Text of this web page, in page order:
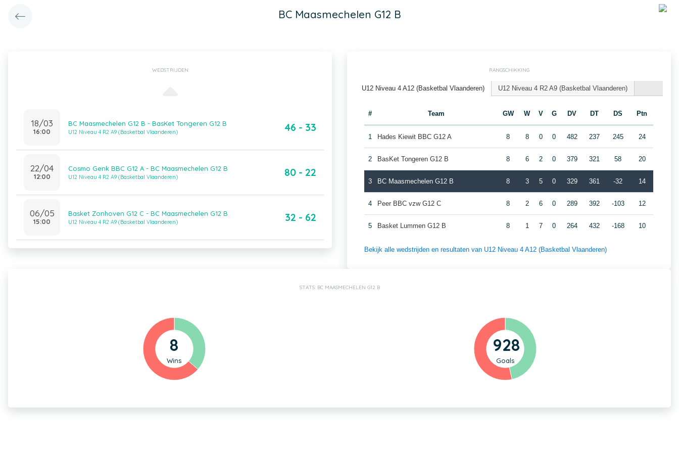
BC Maasmechelen G12 B
WEDSTRIJDEN
18/03
16:00
BC Maasmechelen G12 B - BasKet Tongeren G12 B
U12 Niveau 4 R2 A9 (Basketbal Vlaanderen) 46 - 33
22/04
12:00
Cosmo Genk BBC G12 A - BC Maasmechelen G12 B
U12 Niveau 4 R2 A9 (Basketbal Vlaanderen) 80 - 22
06/05
15:00
Basket Zonhoven G12 C - BC Maasmechelen G12 B
U12 Niveau 4 R2 A9 (Basketbal Vlaanderen) 32 - 62
RANGSCHIKKING
U12 Niveau 4 A12 (Basketbal Vlaanderen) U12 Niveau 4 R2 A9 (Basketbal Vlaanderen)
# Team GW W V G DV DT DS Ptn
1 Hades Kiewit BBC G12 A 8 8 0 0 482 237 245 24
2 BasKet Tongeren G12 B 8 6 2 0 379 321 58 20
3 BC Maasmechelen G12 B 8 3 5 0 329 361 -32 14
4 Peer BBC vzw G12 C 8 2 6 0 289 392 -103 12
5 Basket Lummen G12 B 8 1 7 0 264 432 -168 10
Bekijk alle wedstrijden en resultaten van U12 Niveau 4 A12 (Basketbal Vlaanderen)
STATS: BC MAASMECHELEN G12 B
8
Wins
928
Goals